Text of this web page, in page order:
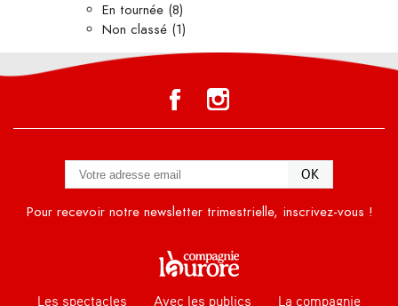
En tournée (8)
Non classé (1)
Pour recevoir notre newsletter trimestrielle, inscrivez-vous !
Les spectacles Avec les publics La compagnie